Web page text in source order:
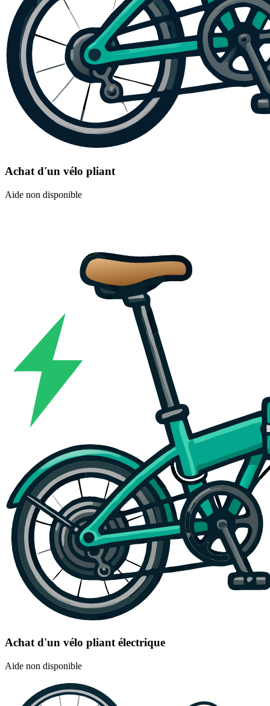
Achat d'un vélo pliant
Aide non disponible
Achat d'un vélo pliant électrique
Aide non disponible